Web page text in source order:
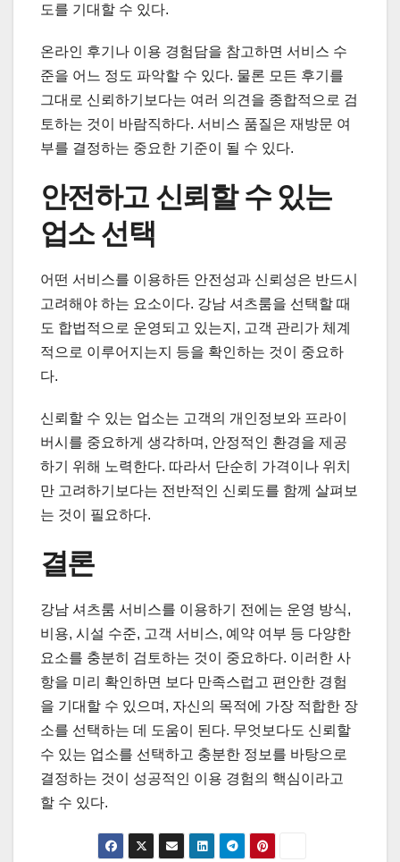
도를 기대할 수 있다.
온라인 후기나 이용 경험담을 참고하면 서비스 수
준을 어느 정도 파악할 수 있다. 물론 모든 후기를
그대로 신뢰하기보다는 여러 의견을 종합적으로 검
토하는 것이 바람직하다. 서비스 품질은 재방문 여
부를 결정하는 중요한 기준이 될 수 있다.
안전하고 신뢰할 수 있는
업소 선택
어떤 서비스를 이용하든 안전성과 신뢰성은 반드시
고려해야 하는 요소이다. 강남 셔츠룸을 선택할 때
도 합법적으로 운영되고 있는지, 고객 관리가 체계
적으로 이루어지는지 등을 확인하는 것이 중요하
다.
신뢰할 수 있는 업소는 고객의 개인정보와 프라이
버시를 중요하게 생각하며, 안정적인 환경을 제공
하기 위해 노력한다. 따라서 단순히 가격이나 위치
만 고려하기보다는 전반적인 신뢰도를 함께 살펴보
는 것이 필요하다.
결론
강남 셔츠룸 서비스를 이용하기 전에는 운영 방식,
비용, 시설 수준, 고객 서비스, 예약 여부 등 다양한
요소를 충분히 검토하는 것이 중요하다. 이러한 사
항을 미리 확인하면 보다 만족스럽고 편안한 경험
을 기대할 수 있으며, 자신의 목적에 가장 적합한 장
소를 선택하는 데 도움이 된다. 무엇보다도 신뢰할
수 있는 업소를 선택하고 충분한 정보를 바탕으로
결정하는 것이 성공적인 이용 경험의 핵심이라고
할 수 있다.